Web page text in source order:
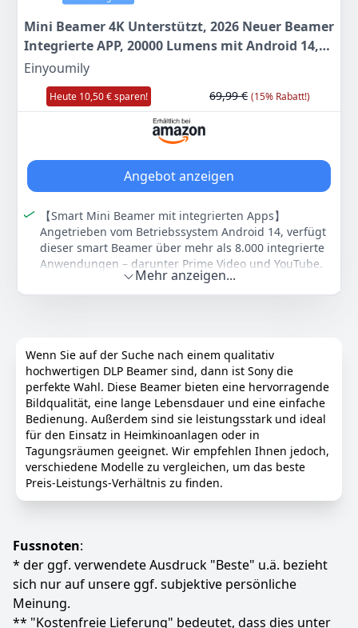
mit dem beiliegenden Wireless Adapter können sie
kabellos Verbindungen zu WLAN Geräten herstellen
Farbe
weiß
70990 €
Anzeigen
Mini Beamer 4K Unterstützt, 2026 Neuer Beamer
Integrierte APP, 20000 Lumens mit Android 14,
Automatische Trapezkorrektur, WiFi 6 und
Bluetooth 5.4, 180° Dreh Projektor Tragbar
Heimkino
Einyoumily
Heute 10,50 € sparen! 69,99 € (15% Rabatt!)
Angebot anzeigen
【Smart Mini Beamer mit integrierten Apps】
Angetrieben vom Betriebssystem Android 14, verfügt
dieser smart Beamer über mehr als 8.000 integrierte
Anwendungen – darunter Prime Video und YouTube.
So erhalten Sie mühelosen Zugriff auf eine riesige
Bibliothek hochwertiger Videoinhalte, ganz ohne
【4K Unterstützt Mini Beamer】 Dieser Projektor
unterstützt 4K-Auflösung und besticht durch eine
Helligkeit von 20.000 Lumen sowie ein optimiertes
Farbkontrastverhältnis von 10.000:1, was für
lebendige und naturgetreue Bilder sorgt. Dank seines
kompakten und leichten Designs passt er problemlos
in jeden Rucksack oder jede Handtasche – der
perfekte Begleiter für zu Hause und unterwegs.
【Neuestes WiFi 6 & Bluetooth 5.4】 Ausgestattet mit
der neuesten Dual-Band-WiFi-6-Technologie –
Bildschirmspiegelung von Ihrem Smartphone, Tablet
oder anderen Geräten. Die hochmoderne Bluetooth-
5.4-Technologie erlaubt zudem eine nahtlose
Verbindung zu Kopfhörern, Lautsprechern und
anderen Bluetooth-fähigen Geräten, um eine
individuelle Audio-Umgebung zu schaffen.
Mehr anzeigen...
Wenn Sie auf der Suche nach einem qualitativ
hochwertigen DLP Beamer sind, dann ist Sony die
perfekte Wahl. Diese Beamer bieten eine hervorragende
Bildqualität, eine lange Lebensdauer und eine einfache
Bedienung. Außerdem sind sie leistungsstark und ideal
für den Einsatz in Heimkinoanlagen oder in
Tagungsräumen geeignet. Wir empfehlen Ihnen jedoch,
verschiedene Modelle zu vergleichen, um das beste
Preis-Leistungs-Verhältnis zu finden.
Fussnoten:
* der ggf. verwendete Ausdruck "Beste" u.ä. bezieht
sich nur auf unsere ggf. subjektive persönliche
Meinung.
** "Kostenfreie Lieferung" bedeutet, dass dies unter